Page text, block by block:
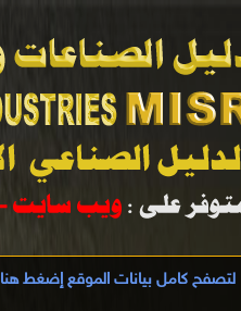
لتصفح كامل بيانات الموقع إضغط هنا